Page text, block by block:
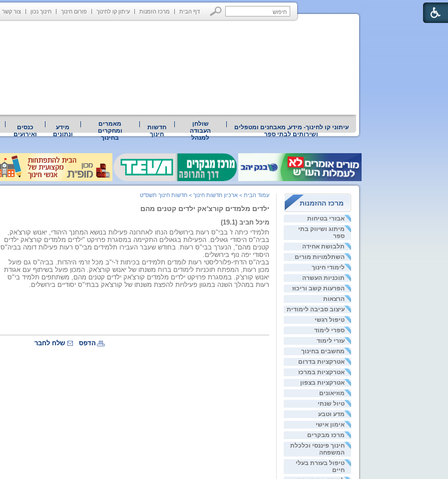
דף הבית מרכז הזמנות עיתון קו לחינוך פורום חינוך חינוך נכון צור קשר
עיתוני קו לחינוך- מידע, מאבחנים ומטפלים
ושירותים לבתי ספר
שולחן
העבודה
למנהל
חדשות
חינוך
מאמרים
ומחקרים
בחינוך
מידע
ונתונים
כנסים
ואירועים
מרכז ההזמנות
אבזרי בטיחות
מיתוג ושיווק בתי
ספר
תלבושת אחידה
השתלמויות מורים
לימודי חינוך
תוכניות העשרה
הפרעות קשב וריכוז
הרצאות
עיצוב סביבה לימודית
טיפול רגשי
ספרי לימוד
עזרי לימוד
מחשבים בחינוך
אטרקציות בדרום
אטרקציות במרכז
אטרקציות בצפון
מוזיאונים
טיול שנתי
מדע וטבע
אימון אישי
מרכז מבקרים
חינוך פיננסי וכלכלת
המשפחה
טיפול בעזרת בעלי
חיים
עמוד הבית > ארכיון חדשות חינוך > חדשות חינוך תשס"ט
ילדים מלמדים קורצ'אק ילדים קטנים מהם
מיכל חביב (19.1)
תלמידי כיתה ז' בבי"ס רעות בירושלים הנחו לאחרונה פעילות בנושא המחנך היהודי, יאנוש קורצ'אק,
בביה"ס היסודי גאולים. הפעילות בגאולים התקיימה במסגרת פרויקט "ילדים מלמדים קורצ'אק ילדים
קטנים מהם", הנערך בבי"ס רעות. בחודש שעבר העבירו תלמידים מבי"ס רעות פעילות דומה בביה"ס
היסודי יפה נוף בירושלים.
בביה"ס הדתי-פלורליסטי רעות לומדים תלמידים בכיתות ז'-י"ב מכל זרמי היהדות. בביה"ס גם פועל
מכון רעות, המפתח תוכניות לימודים ברוח משנתו של יאנוש קורצ'אק. המכון פועל בשיתוף עם אגודת
יאנוש קורצ'ק. במסגרת פרויקט ילדים מלמדים קורצ'אק ילדים קטנים מהם, משתתפים תלמיד בי"ס
רעות במהלך השנה במגוון פעילויות להפצת משנתו של קורצ'אק בבתי"ס יסודיים בירושלים.
הדפס שלח לחבר